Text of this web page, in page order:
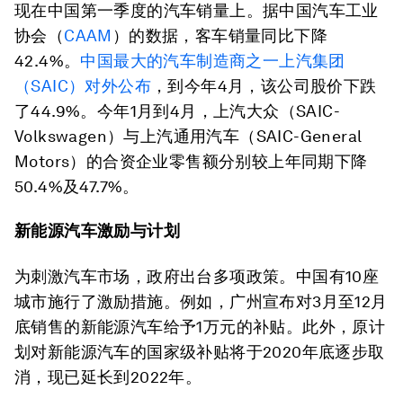
现在中国第一季度的汽车销量上。据中国汽车工业
协会（CAAM ）的数据，客车销量同比下降
42.4%。 中国最大的汽车制造商之一上汽集团
（SAIC）对外公布 ，到今年4月，该公司股价下跌
了44.9%。今年1月到4月，上汽大众（SAIC-
Volkswagen）与上汽通用汽车（SAIC-General
Motors）的合资企业零售额分别较上年同期下降
50.4%及47.7%。
新能源汽车激励与计划
为刺激汽车市场，政府出台多项政策。中国有10座
城市施行了激励措施。例如，广州宣布对3月至12月
底销售的新能源汽车给予1万元的补贴。此外，原计
划对新能源汽车的国家级补贴将于2020年底逐步取
消，现已延长到2022年。